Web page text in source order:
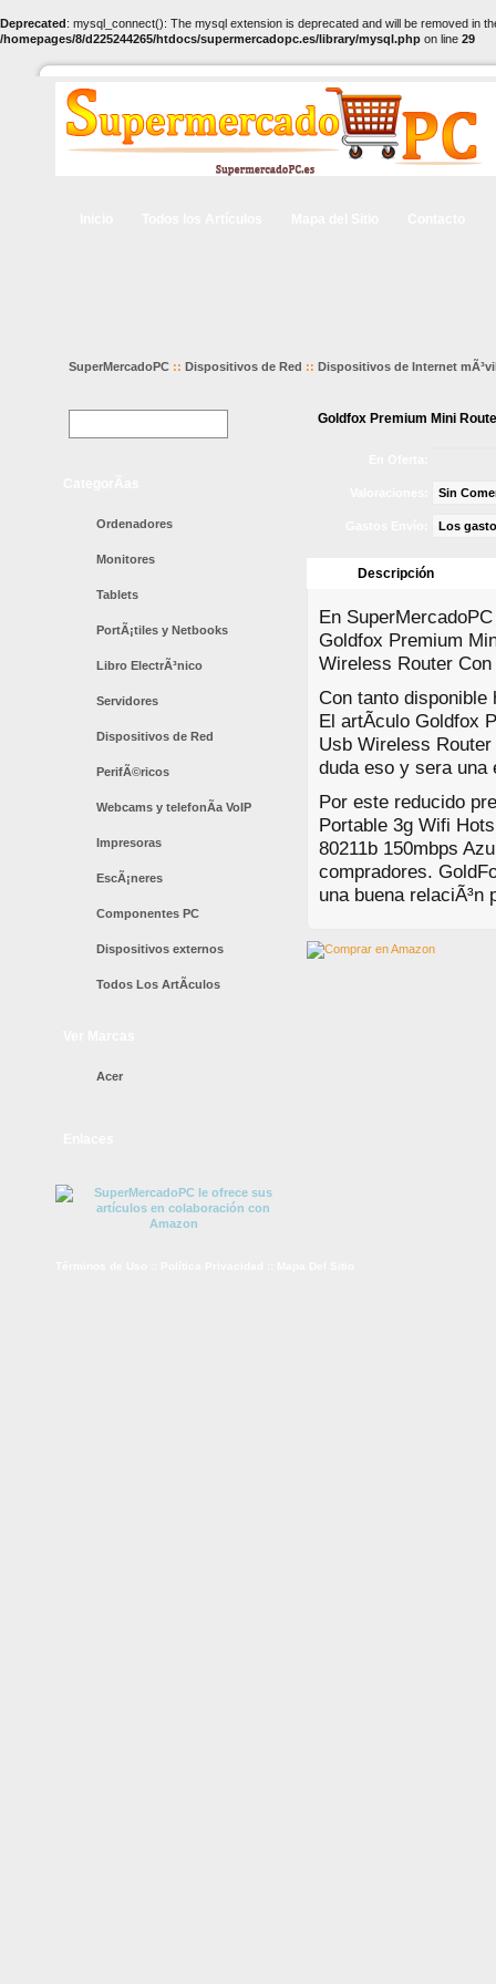
Deprecated: mysql_connect(): The mysql extension is deprecated and will be removed in
/homepages/8/d225244265/htdocs/supermercadopc.es/library/mysql.php on line 29
SuperMercadoPC :: Dispositivos de Red :: Dispositivos de Internet
Ordenadores
Monitores
Tablets
PortÃ¡tiles y Netbooks
Libro ElectrÃ³nico
Servidores
Dispositivos de Red
PerifÃ©ricos
Webcams y telefonÃ­a VoIP
Impresoras
EscÃ¡neres
Componentes PC
Dispositivos externos
Todos Los ArtÃ­culos
Acer
Goldfox Premium Mini
Sin
Los
Descripción
En
Goldfox Premium
Wireless Router
Con tanto
El artÃ­culo Goldfox
Usb Wireless
duda eso y sera una
Por este reducido
Portable 3g Wifi
80211b 150mbps
compradores.
una buena relaciÃ³n